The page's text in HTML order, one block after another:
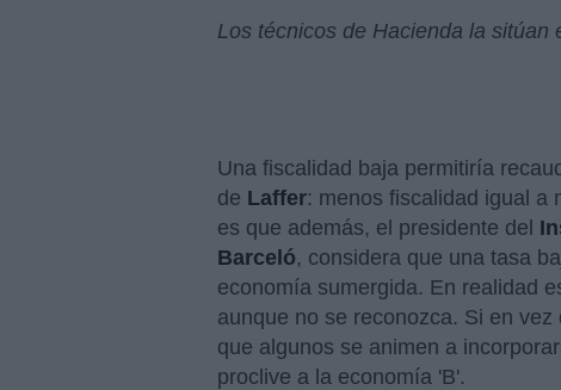
Los técnicos de Hacienda la sitúan
Una fiscalidad baja permitiría
de Laffer: menos fiscalidad igual a
es que además, el presidente del
Barceló, considera que una tasa
economía sumergida. En realidad
aunque no se reconozca. Si en
que algunos se animen a
proclive a la economía 'B'.